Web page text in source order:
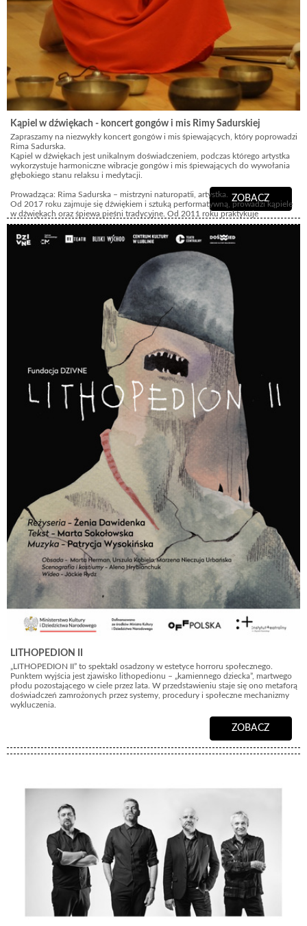
Kąpiel w dźwiękach - koncert gongów i mis Rimy Sadurskiej
Zapraszamy na niezwykły koncert gongów i mis śpiewających, który poprowadzi
Rima Sadurska.
Kąpiel w dźwiękach jest unikalnym doświadczeniem, podczas którego artystka
wykorzystuje harmoniczne wibracje gongów i mis śpiewających do wywołania
głębokiego stanu relaksu i medytacji.
Prowadząca: Rima Sadurska – mistrzyni naturopatii, artystka.
Od 2017 roku zajmuje się dźwiękiem i sztuką performatywną, prowadzi kąpiele
w dźwiękach oraz śpiewa pieśni tradycyjne. Od 2011 roku praktykuje
bioenergoterapię i medytację. Ukończyła studia na kierunku Terapie naturalne
oraz liczne szkolenia z zakresu dźwiękoterapii, medytacji, uzdrawiania i pracy z
głosem. Jest absolwentką Akademii Praktyk Teatralnych w Gardzienicach oraz
studiów podyplomowych Instytutu Sztuki PAN. Prowadzi indywidualną
praktykę, wspierając procesy osobistej transformacji oraz oprawę artystyczną
Bilety przedsprzedaż 40 zł ulgowy/50 zł normalny
Bilety w dniu wydarzenia 50 zł ulgowy/60 zł normalny
UWAGA: Prosimy o przyniesienia dla siebie maty, koca i poduszki. Kąpiel w
dźwiękach jest wydarzeniem przeznaczonym do odbioru na leżąco, w relaksie z
ZOBACZ
LITHOPEDION II
„LITHOPEDION II” to spektakl osadzony w estetyce horroru społecznego.
Punktem wyjścia jest zjawisko lithopedionu – „kamiennego dziecka”, martwego
płodu pozostającego w ciele przez lata. W przedstawieniu staje się ono metaforą
doświadczeń zamrożonych przez systemy, procedury i społeczne mechanizmy
wykluczenia.
ZOBACZ